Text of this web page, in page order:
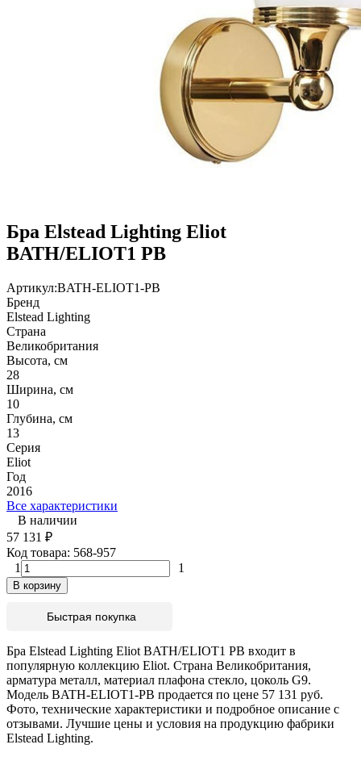
Бра Elstead Lighting Eliot
BATH/ELIOT1 PB
Артикул:BATH-ELIOT1-PB
Бренд
Elstead Lighting
Страна
Великобритания
Высота, см
28
Ширина, см
10
Глубина, см
13
Серия
Eliot
Год
2016
Все характеристики
В наличии
57 131 ₽
Код товара: 568-957
1
1
В корзину
Быстрая покупка
Бра Elstead Lighting Eliot BATH/ELIOT1 PB входит в
популярную коллекцию Eliot. Страна Великобритания,
арматура металл, материал плафона стекло, цоколь G9.
Модель BATH-ELIOT1-PB продается по цене 57 131 руб.
Фото, технические характеристики и подробное описание с
отзывами. Лучшие цены и условия на продукцию фабрики
Elstead Lighting.